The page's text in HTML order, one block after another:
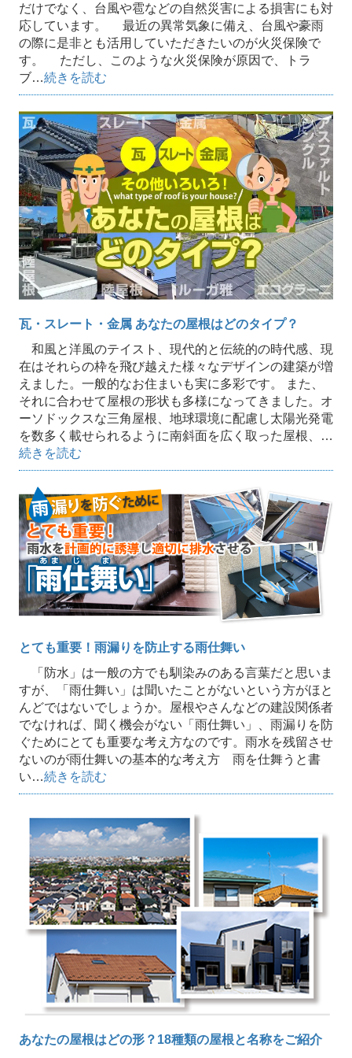
だけでなく、台風や雹などの自然災害による損害にも対
応しています。 最近の異常気象に備え、台風や豪雨
の際に是非とも活用していただきたいのが火災保険で
す。 ただし、このような火災保険が原因で、トラ
ブ…続きを読む
瓦・スレート・金属 あなたの屋根はどのタイプ？
和風と洋風のテイスト、現代的と伝統的の時代感、現
在はそれらの枠を飛び越えた様々なデザインの建築が増
えました。一般的なお住まいも実に多彩です。 また、
それに合わせて屋根の形状も多様になってきました。オ
ーソドックスな三角屋根、地球環境に配慮し太陽光発電
を数多く載せられるように南斜面を広く取った屋根、…
続きを読む
とても重要！雨漏りを防止する雨仕舞い
「防水」は一般の方でも馴染みのある言葉だと思いま
すが、「雨仕舞い」は聞いたことがないという方がほと
んどではないでしょうか。屋根やさんなどの建設関係者
でなければ、聞く機会がない「雨仕舞い」、雨漏りを防
ぐためにとても重要な考え方なのです。雨水を残留させ
ないのが雨仕舞いの基本的な考え方 雨を仕舞うと書
い…続きを読む
あなたの屋根はどの形？18種類の屋根と名称をご紹介